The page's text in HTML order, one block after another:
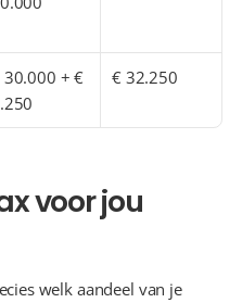
30.000 + €
€ 32.250
voor jou
Met deze informatie weet je precies welk aandeel van je